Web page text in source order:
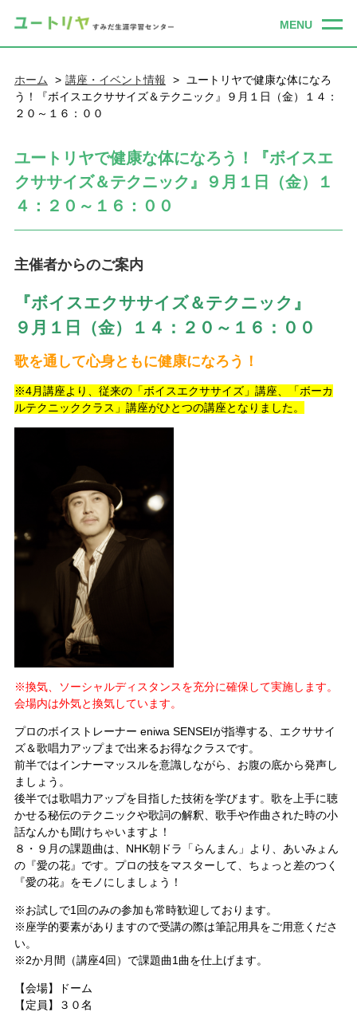
ホーム 講座・イベント情報
ユートリヤで健康な体になろ
う！『ボイスエクササイズ＆テクニック』９月１日（金）１４：
２０～１６：００
ユートリヤで健康な体になろう！『ボイスエ
クササイズ＆テクニック』９月１日（金）１
４：２０～１６：００
主催者からのご案内
『ボイスエクササイズ＆テクニック』
９月１日（金）１４：２０～１６：００
歌を通して心身ともに健康になろう！
※4月講座より、従来の「ボイスエクササイズ」講座、「ボーカ
ルテクニッククラス」講座がひとつの講座となりました。
※換気、ソーシャルディスタンスを充分に確保して実施します。
会場内は外気と換気しています。
プロのボイストレーナー eniwa SENSEIが指導する、エクササイ
ズ＆歌唱力アップまで出来るお得なクラスです。
前半ではインナーマッスルを意識しながら、お腹の底から発声し
ましょう。
後半では歌唱力アップを目指した技術を学びます。歌を上手に聴
かせる秘伝のテクニックや歌詞の解釈、歌手や作曲された時の小
話なんかも聞けちゃいますよ！
８・９月の課題曲は、NHK朝ドラ「らんまん」より、あいみょん
の『愛の花』です。プロの技をマスターして、ちょっと差のつく
『愛の花』をモノにしましょう！
※お試しで1回のみの参加も常時歓迎しております。
※座学的要素がありますので受講の際は筆記用具をご用意くださ
い。
※2か月間（講座4回）で課題曲1曲を仕上げます。
【会場】ドーム
【定員】３０名